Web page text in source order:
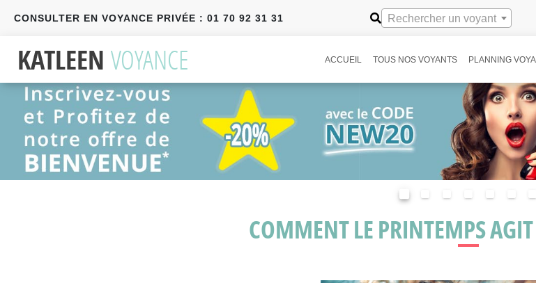
CONSULTER EN VOYANCE PRIVÉE : 01 70 92 31 31 Rechercher un voyant
ACCUEIL TOUS NOS VOYANTS PLANNING
COMMENT LE PRINTEMPS AGIT